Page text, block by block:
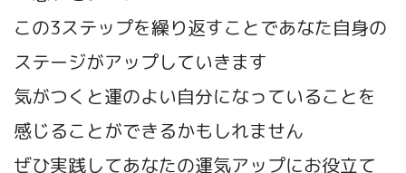
この3ステップを繰り返すことであなた自身の
ステージがアップしていきます
気がつくと運のよい自分になっていることを
感じることができるかもしれません
ぜひ実践してあなたの運気アップにお役立て